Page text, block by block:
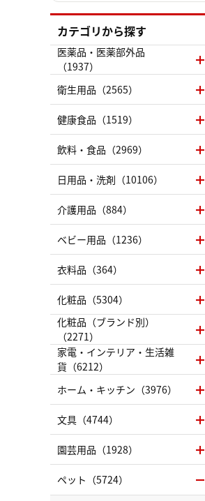
カテゴリから探す
医薬品・医薬部外品
（1937）
衛生用品（2565）
健康食品（1519）
飲料・食品（2969）
日用品・洗剤（10106）
介護用品（884）
ベビー用品（1236）
衣料品（364）
化粧品（5304）
化粧品（ブランド別）
（2271）
家電・インテリア・生活雑
貨（6212）
ホーム・キッチン（3976）
文具（4744）
園芸用品（1928）
ペット（5724）